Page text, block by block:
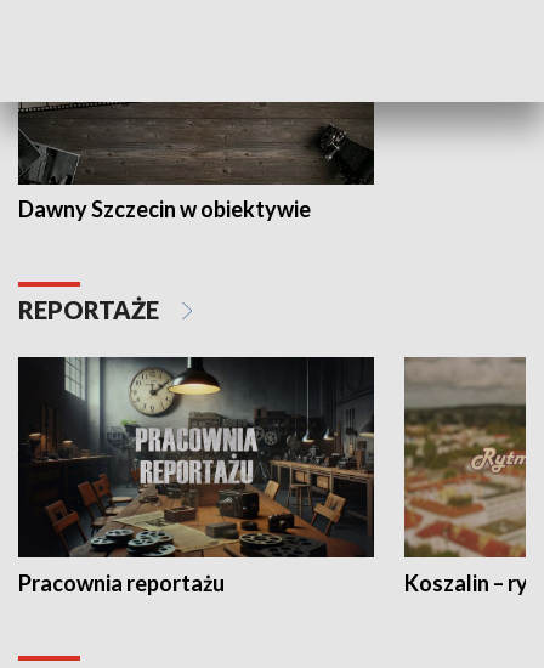
Dawny Szczecin w obiektywie
REPORTAŻE
Pracownia reportażu Koszalin –